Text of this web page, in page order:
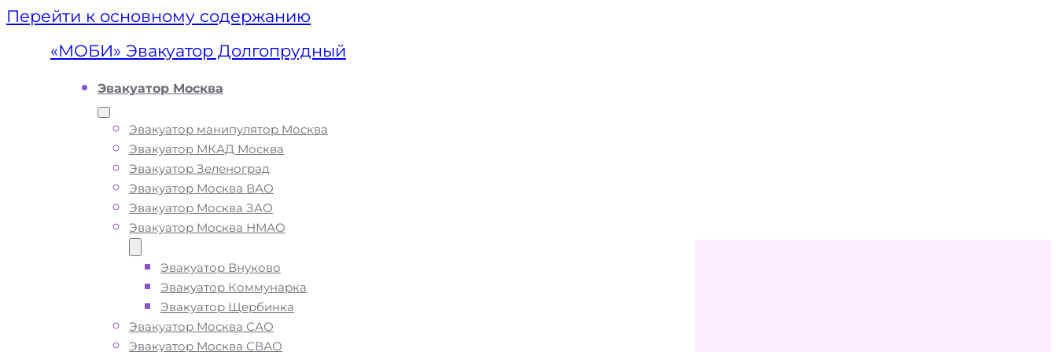
Перейти к основному содержанию
«МОБИ» Эвакуатор Долгопрудный
Эвакуатор Москва
Эвакуатор манипулятор Москва
Эвакуатор МКАД Москва
Эвакуатор Зеленоград
Эвакуатор Москва ВАО
Эвакуатор Москва ЗАО
Эвакуатор Москва НМАО
Эвакуатор Внуково
Эвакуатор Коммунарка
Эвакуатор Щербинка
Эвакуатор Москва САО
Эвакуатор Москва СВАО
Эвакуатор
Долгопрудный